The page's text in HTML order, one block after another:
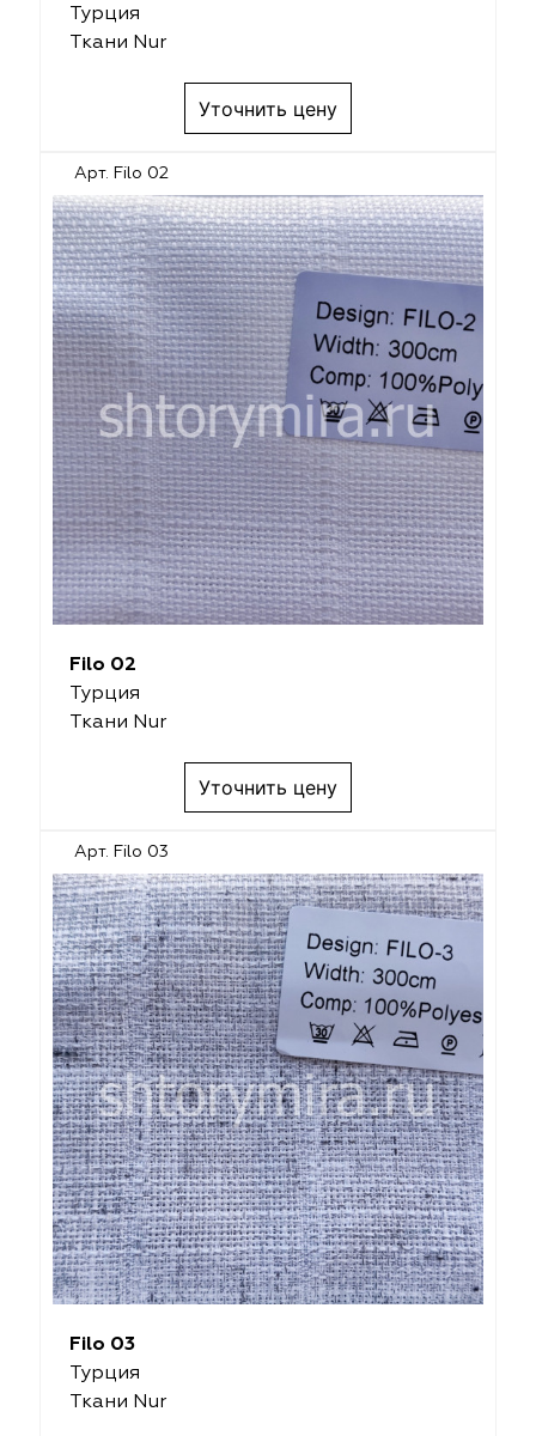
Турция
Ткани Nur
Уточнить цену
Арт. Filo 02
Filo 02
Турция
Ткани Nur
Уточнить цену
Арт. Filo 03
Filo 03
Турция
Ткани Nur